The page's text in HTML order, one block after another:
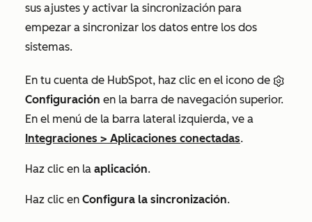
sus ajustes y activar la sincronización para
empezar a sincronizar los datos entre los dos
sistemas.
En tu cuenta de HubSpot, haz clic en el icono de
Configuración en la barra de navegación superior.
En el menú de la barra lateral izquierda, ve a
Integraciones > Aplicaciones conectadas.
Haz clic en la aplicación.
Haz clic en Configura la sincronización.